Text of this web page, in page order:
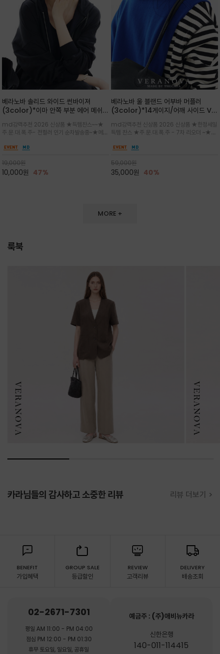
베라노바 솔리드 와이드 썬바이져
(3color)*이마 안쪽 부분 에어 메쉬
노바 심볼 전사 인쇄(Transfer
Printing)뒷밴딩으로 사이즈 조절이 가
능해 누구나 안정적으로 착용
md강력추천 2026 신상품 ★득템찬스~~★
주.문.대.폭.주- 전컬러 인기 순차발송중~★메쉬
일 보송보송한 스킨케어 핏(Skin-care fit)을
프,여행까지~~
19,000원
10,000원 47%
베라노바 울 블랜드 어부바 머플러
(3color)*14게이지/어깨 사이드 VN
잡는 감각적인 레이어드 니트 어부바숄/
뒷면의 은은한 V자 조직감과 부드러운
터치감으로 완성도를 높였으며, 단조로
md강력추천 신상품 2026 신상품 ★한정세일
득템 찬스 ★주.문.대.폭.주 - 7차 리오더 ~★셔
인트를 주기 좋으며, 소매 끝단에 위치한 실버
스러움을 동시에
59,000원
35,000원 40%
MORE +
룩북
카라님들의 감사하고 소중한 리뷰 리뷰 더보기 >
BENEFIT
가입혜택
GROUP SALE
등급할인
REVIEW
고객리뷰
DELIVERY
배송조회
02-2671-7301
평일 AM 11:00 - PM 04:00
점심 PM 12:00 - PM 01:30
휴무 토요일, 일요일, 공휴일
예금주 : (주)애비뉴카라
신한은행
140-011-114415